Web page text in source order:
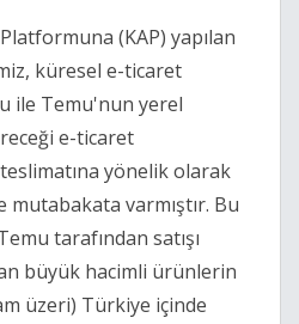
(KAP) yapılan
küresel e-ticaret
ile Temu'nun yerel
e-ticaret
yönelik olarak
varmıştır. Bu
tarafından satışı
büyük hacimli ürünlerin
üzeri) Türkiye içinde